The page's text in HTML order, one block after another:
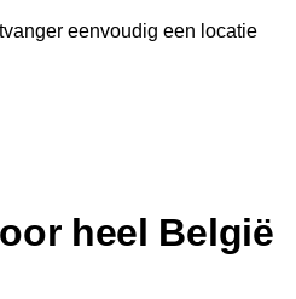
eenvoudig een locatie
de Diner Cadeaubon niet alleen
heel België